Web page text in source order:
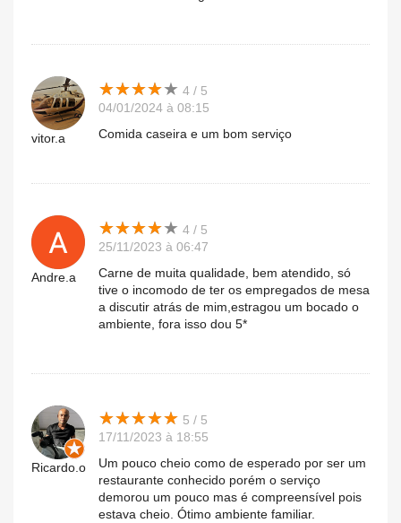
vitor.a
★★★★★
★★★★★ 4 / 5
04/01/2024 à 08:15
Comida caseira e um bom serviço
Andre.a
★★★★★
★★★★★ 4 / 5
25/11/2023 à 06:47
Carne de muita qualidade, bem atendido, só
tive o incomodo de ter os empregados de mesa
a discutir atrás de mim,estragou um bocado o
ambiente, fora isso dou 5*
Ricardo.o
★★★★★
★★★★★ 5 / 5
17/11/2023 à 18:55
Um pouco cheio como de esperado por ser um
restaurante conhecido porém o serviço
demorou um pouco mas é compreensível pois
estava cheio. Ótimo ambiente familiar.